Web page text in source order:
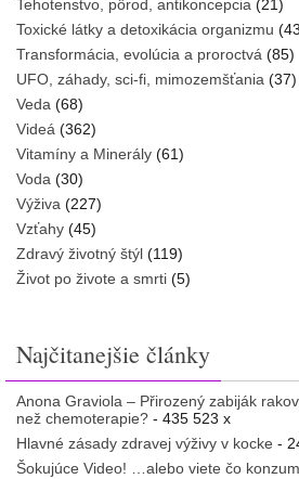
Tehotenstvo, pôrod, antikoncepcia (21)
Toxické látky a detoxikácia organizmu
Transformácia, evolúcia a proroctvá (85)
UFO, záhady, sci-fi, mimozemšťania (37)
Veda (68)
Videá (362)
Vitamíny a Minerály (61)
Voda (30)
Výživa (227)
Vzťahy (45)
Zdravý životný štýl (119)
Život po živote a smrti (5)
Najčitanejšie články
Anona Graviola – Přirozený zabiják
než chemoterapie? - 435 523 x
Hlavné zásady zdravej výživy v kocke -
Šokujúce Video! …alebo viete čo